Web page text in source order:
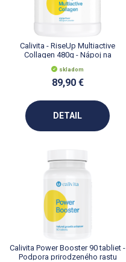
Calivita - RiseUp Multiactive
Collagen 480g - Nápoj na
ochranu kĺbov
skladom
89,90 €
DETAIL
Calivita Power Booster 90 tabliet -
Podpora prirodzeného rastu